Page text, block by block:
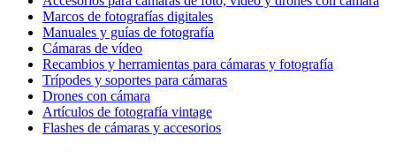
Marcos de fotografías digitales
Manuales y guías de fotografía
Cámaras de vídeo
Recambios y herramientas para cámaras y fotografía
Trípodes y soportes para cámaras
Drones con cámara
Artículos de fotografía vintage
Flashes de cámaras y accesorios